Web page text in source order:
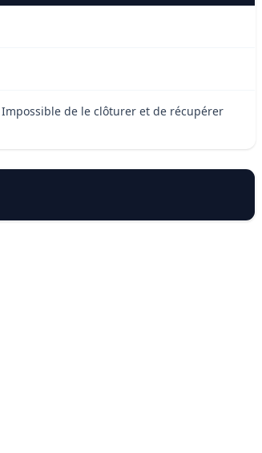
Impossible de le clôturer et de récupérer